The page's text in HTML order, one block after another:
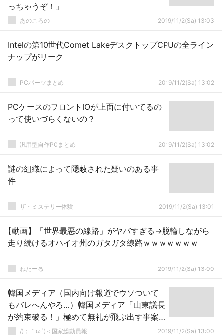
っちゃうぞ！」
あのころの 2019/11/2(Sa) 13:03
Intelの第10世代Comet LakeデスクトップCPUの全ライン
ナップがリーク
PCパーツまとめ 2019/11/2(Sa) 13:02
PCケースのフロントIOが上面に付いてるの
って使いづらくないの？
汎用型自作PCまとめ 2019/11/2(Sa) 13:02
謎の組織によって隠蔽された疑いのある事
件
ザ・ミステリー体験 2019/11/2(Sa) 13:01
【動画】「世界最悪の線路」がヤバすぎる→脱輪しながら
走り続けるオハイオ州のガタガタ線路ｗｗｗｗｗｗｗ
ねたーる 2019/11/2(Sa) 13:00
韓国メディア（国内向け報道でウソついて
もバレへんやろ…）韓国メディア「山東議長
が約束破る！」極めて無礼が飛ぶ出す事案
→
/)；｀ω´)＜国家総動員報 2019/11/2(Sa) 13:00